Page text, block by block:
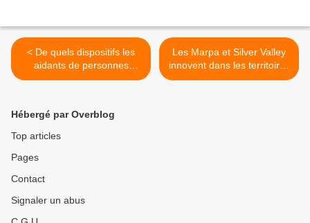
< De quels dispositifs les
aidants de personnes
dépendantes peuvent-ils
Les Marpa et Silver Valley
innovent dans les territoires
ruraux et périurbains >
Hébergé par Overblog
Top articles
Pages
Contact
Signaler un abus